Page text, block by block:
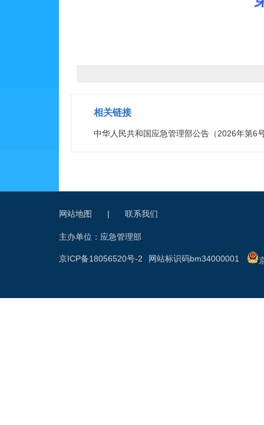
相关链接
中华人民共和国应急管理部公告（2026年第6
网站地图 | 联系我们
主办单位：应急管理部
网站标识码bm34000001
京ICP备18056520号-2